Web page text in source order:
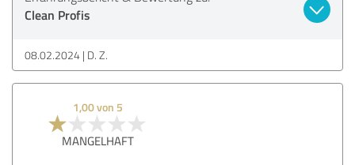
Clean Profis
08.02.2024 D. Z.
1,00 von 5
MANGELHAFT